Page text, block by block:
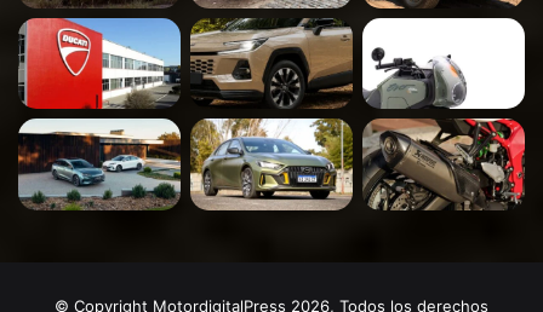
© Copyright MotordigitalPress 2026, Todos los derechos